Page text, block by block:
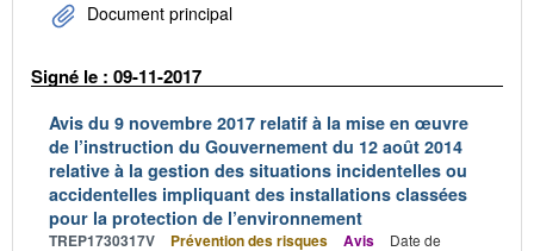
Document principal
Signé le : 09-11-2017
Avis du 9 novembre 2017 relatif à la mise en œuvre
de l’instruction du Gouvernement du 12 août 2014
relative à la gestion des situations incidentelles ou
accidentelles impliquant des installations classées
pour la protection de l’environnement
TREP1730317V Prévention des risques Avis
Date de